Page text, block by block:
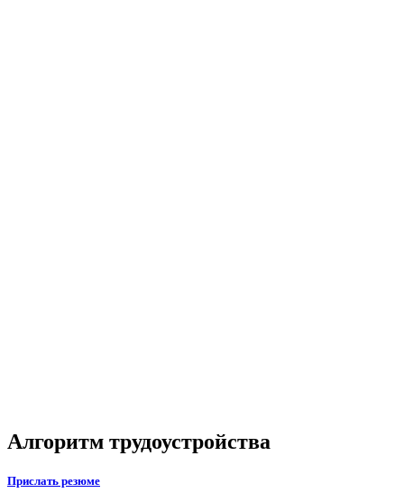
Алгоритм трудоустройства
Прислать резюме